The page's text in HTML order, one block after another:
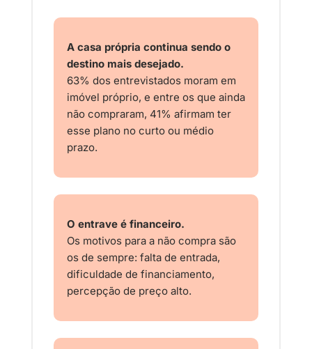
A casa própria continua sendo o
destino mais desejado.
63% dos entrevistados moram em
imóvel próprio, e entre os que ainda
não compraram, 41% afirmam ter
esse plano no curto ou médio
prazo.
O entrave é financeiro.
Os motivos para a não compra são
os de sempre: falta de entrada,
dificuldade de financiamento,
percepção de preço alto.